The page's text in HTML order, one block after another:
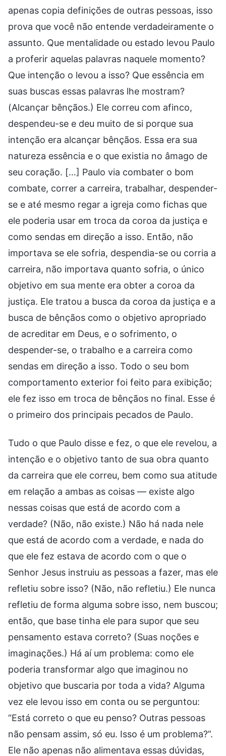
apenas copia definições de outras pessoas, isso
prova que você não entende verdadeiramente o
assunto. Que mentalidade ou estado levou Paulo
a proferir aquelas palavras naquele momento?
Que intenção o levou a isso? Que essência em
suas buscas essas palavras lhe mostram?
(Alcançar bênçãos.) Ele correu com afinco,
despendeu-se e deu muito de si porque sua
intenção era alcançar bênçãos. Essa era sua
natureza essência e o que existia no âmago de
seu coração. […] Paulo via combater o bom
combate, correr a carreira, trabalhar, despender-
se e até mesmo regar a igreja como fichas que
ele poderia usar em troca da coroa da justiça e
como sendas em direção a isso. Então, não
importava se ele sofria, despendia-se ou corria a
carreira, não importava quanto sofria, o único
objetivo em sua mente era obter a coroa da
justiça. Ele tratou a busca da coroa da justiça e a
busca de bênçãos como o objetivo apropriado
de acreditar em Deus, e o sofrimento, o
despender-se, o trabalho e a carreira como
sendas em direção a isso. Todo o seu bom
comportamento exterior foi feito para exibição;
ele fez isso em troca de bênçãos no final. Esse é
o primeiro dos principais pecados de Paulo.
Tudo o que Paulo disse e fez, o que ele revelou, a
intenção e o objetivo tanto de sua obra quanto
da carreira que ele correu, bem como sua atitude
em relação a ambas as coisas — existe algo
nessas coisas que está de acordo com a
verdade? (Não, não existe.) Não há nada nele
que está de acordo com a verdade, e nada do
que ele fez estava de acordo com o que o
Senhor Jesus instruiu as pessoas a fazer, mas ele
refletiu sobre isso? (Não, não refletiu.) Ele nunca
refletiu de forma alguma sobre isso, nem buscou;
então, que base tinha ele para supor que seu
pensamento estava correto? (Suas noções e
imaginações.) Há aí um problema: como ele
poderia transformar algo que imaginou no
objetivo que buscaria por toda a vida? Alguma
vez ele levou isso em conta ou se perguntou:
“Está correto o que eu penso? Outras pessoas
não pensam assim, só eu. Isso é um problema?”.
Ele não apenas não alimentava essas dúvidas,